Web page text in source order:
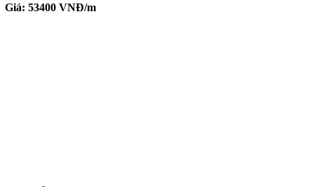
Giá: 53400VNĐ/m